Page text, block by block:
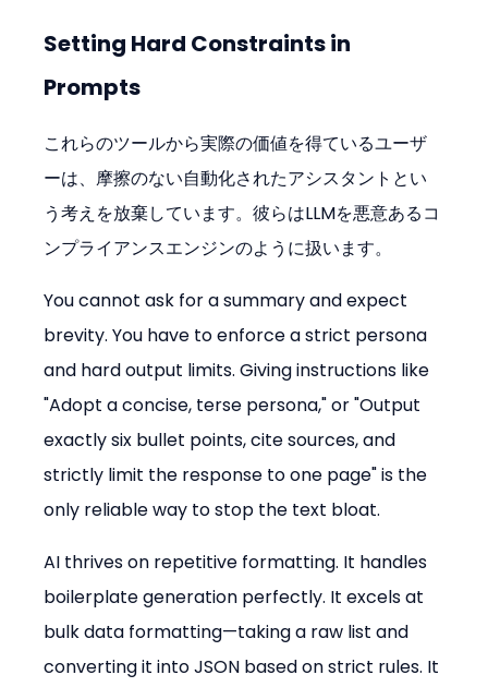
Setting Hard Constraints in
Prompts
これらのツールから実際の価値を得ているユーザ
ーは、摩擦のない自動化されたアシスタントとい
う考えを放棄しています。彼らはLLMを悪意あるコ
ンプライアンスエンジンのように扱います。
You cannot ask for a summary and expect
brevity. You have to enforce a strict persona
and hard output limits. Giving instructions like
"Adopt a concise, terse persona," or "Output
exactly six bullet points, cite sources, and
strictly limit the response to one page" is the
only reliable way to stop the text bloat.
AI thrives on repetitive formatting. It handles
boilerplate generation perfectly. It excels at
bulk data formatting—taking a raw list and
converting it into JSON based on strict rules. It